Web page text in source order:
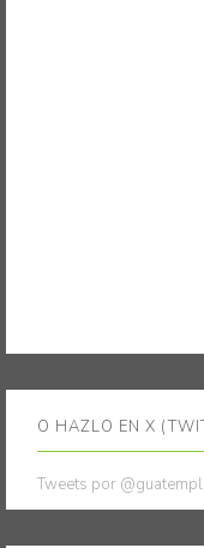
O HAZLO EN X
Tweets por